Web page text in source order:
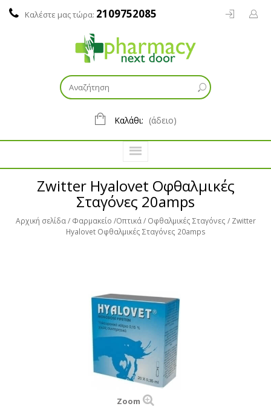
Καλέστε μας τώρα: 2109752085
Καλάθι: (άδειο)
Zwitter Hyalovet Οφθαλμικές
Σταγόνες 20amps
Αρχική σελίδα Φαρμακείο Οπτικά Οφθαλμικές Σταγόνες
Zwitter
Hyalovet Οφθαλμικές Σταγόνες 20amps
Zoom